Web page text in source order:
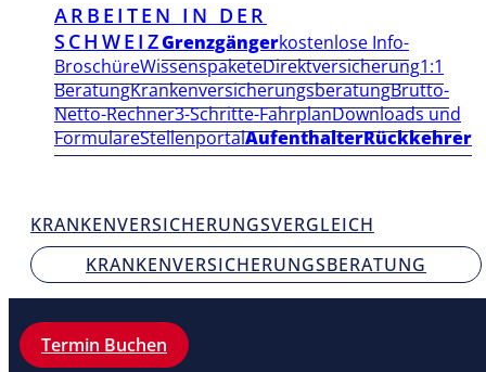
ARBEITEN IN DER
SCHWEIZGrenzgängerkostenlose Info-
BroschüreWissenspaketeDirektversicherung1:1
BeratungKrankenversicherungsberatungBrutto-
Netto-Rechner3-Schritte-FahrplanDownloads und
FormulareStellenportalAufenthalterRückkehrer
KRANKENVERSICHERUNGSVERGLEICH
KRANKENVERSICHERUNGSBERATUNG
Termin Buchen